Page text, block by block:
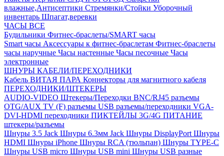
влажные,Антисептики Стремянки/Стойки Уборочный
инвентарь Шпагат,веревки
ЧАСЫ ВСЕ
Будильники Фитнес-браслеты/SMART часы
Smart часы Аксессуары к фитнес-браслетам Фитнес-браслеты
часы наручные Часы настенные Часы песочные Часы
электронные
ШНУРЫ КАБЕЛИ/ПЕРЕХОДНИКИ
Кабель ВИТАЯ ПАРА Коннекторы для магнитного кабеля
ПЕРЕХОДНИКИ/ШТЕКЕРЫ
AUDIO-VIDEO Штекеры/Переходки BNC/RJ45 разъемы
OTG/AUX TV (F) разъемы USB разъемы/переходники VGA-
DVI-HDMI переходники ПИКТЕЙЛЫ 3G/4G ПИТАНИЕ
штекеры/разъемы
Шнуры 3.5 Jack Шнуры 6.3мм Jack Шнуры DisplayPort Шнуры
HDMI Шнуры iPhone Шнуры RCA (тюльпан) Шнуры TYPE-C
Шнуры USB micro Шнуры USB mini Шнуры USB разные